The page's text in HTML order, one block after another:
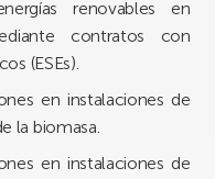
renovables en
contratos con
(ESEs).
en instalaciones de
la biomasa.
en instalaciones de